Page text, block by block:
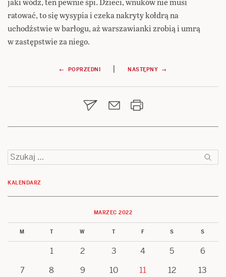
ratować, to się wysypia i czeka nakryty kołdrą na
uchodźstwie w barłogu, aż warszawianki zrobią i umrą
w zastępstwie za niego.
Nawigacja
wpisu
← POPRZEDNI | NASTĘPNY →
Szukaj:
KALENDARZ
MARZEC 2022
M T W T F S S
1 2 3 4 5
6
7
8 9 10 11 12
13